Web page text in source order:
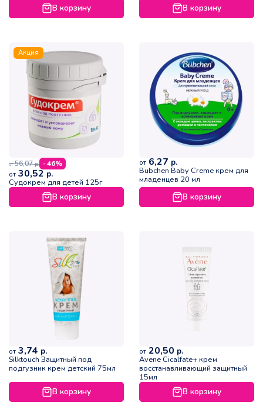
В корзину В корзину
Акция
от 56,07р. - 46%
от 30,52 р.
Судокрем для детей 125г
В корзину
от 6,27 р.
Bubchen Baby Creme крем для
младенцев 20 мл
В корзину
от 3,74 р.
Silktouch Защитный под
подгузник крем детский 75мл
В корзину
от 20,50 р.
Avene Cicalfate+ крем
восстанавливающий защитный
15мл
В корзину